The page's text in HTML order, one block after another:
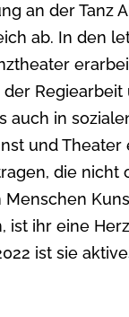
an der Tanz
ab. In den
auch in
und
die
ist ihr eine
ist sie